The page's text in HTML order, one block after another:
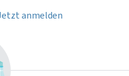
anmelden